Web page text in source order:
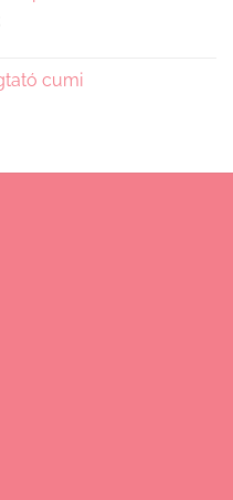
Ártartomány:
-
cumi